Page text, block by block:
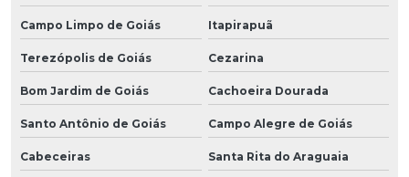
Campo Limpo de Goiás Itapirapuã
Terezópolis de Goiás Cezarina
Bom Jardim de Goiás Cachoeira Dourada
Santo Antônio de Goiás Campo Alegre de Goiás
Cabeceiras Santa Rita do Araguaia